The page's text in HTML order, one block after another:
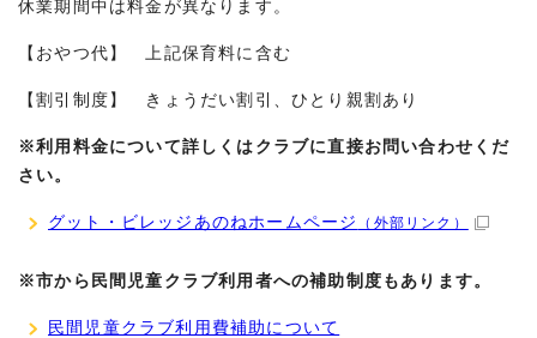
休業期間中は料金が異なります。
【おやつ代】 上記保育料に含む
【割引制度】 きょうだい割引、ひとり親割あり
※利用料金について詳しくはクラブに直接お問い合わせくだ
さい。
グット・ビレッジあのねホームページ （外部リンク）
※市から民間児童クラブ利用者への補助制度もあります。
民間児童クラブ利用費補助について